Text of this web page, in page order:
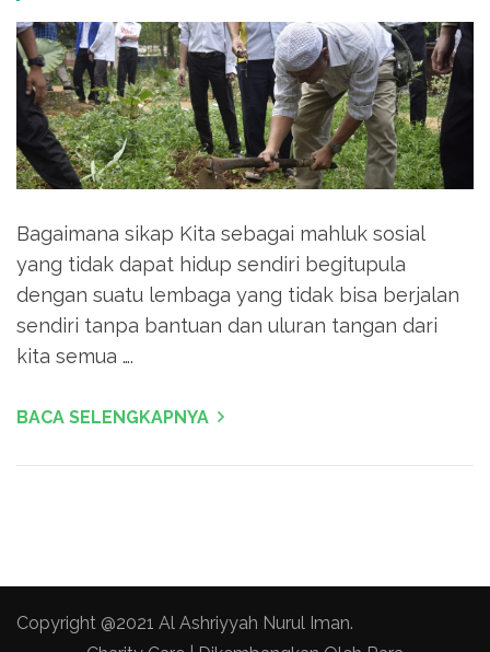
Bagaimana sikap Kita sebagai mahluk sosial
yang tidak dapat hidup sendiri begitupula
dengan suatu lembaga yang tidak bisa berjalan
sendiri tanpa bantuan dan uluran tangan dari
kita semua ….
BACA SELENGKAPNYA
Copyright @2021 Al Ashriyyah Nurul Iman.